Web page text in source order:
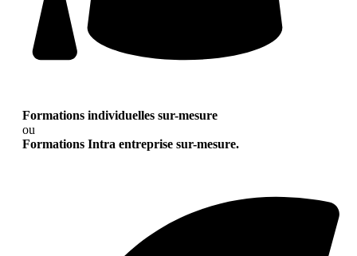
Formations individuelles sur-mesure
ou
Formations Intra entreprise sur-mesure.